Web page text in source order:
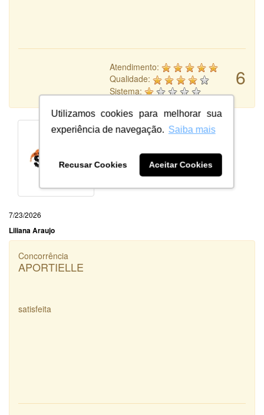
Utilizamos cookies para melhorar sua
experiência de navegação. Saiba mais
Recusar Cookies Aceitar Cookies
6
Atendimento:
Qualidade:
Sistema:
7/23/2026
Liliana Araujo
Concorrência
APORTIELLE
satisfeita